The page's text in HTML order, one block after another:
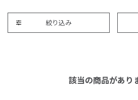
絞り込み
該当の商品があり